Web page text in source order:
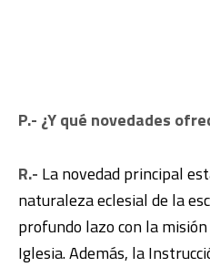
P.- ¿Y qué novedades
R.- La novedad principal
naturaleza eclesial de la
profundo lazo con la
Iglesia. Además, la